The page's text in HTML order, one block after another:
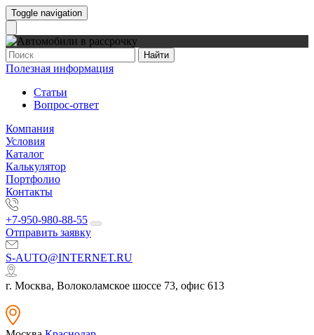
Toggle navigation
Найти
Полезная информация
Статьи
Вопрос-ответ
Компания
Условия
Каталог
Калькулятор
Портфолио
Контакты
+7-950-980-88-55
Отправить заявку
S-AUTO@INTERNET.RU
г. Москва, Волоколамское шоссе 73, офис 613